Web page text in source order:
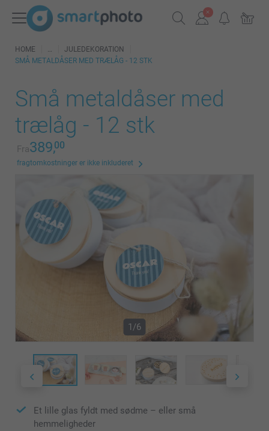
HOME
JULEDEKORATION
SMÅ METALDÅSER MED TRÆLÅG - 12 STK
Små metaldåser med
trælåg - 12 stk
Fra389,00
fragtomkostninger er ikke inkluderet
1/6
Et lille glas fyldt med sødme – eller små
hemmeligheder